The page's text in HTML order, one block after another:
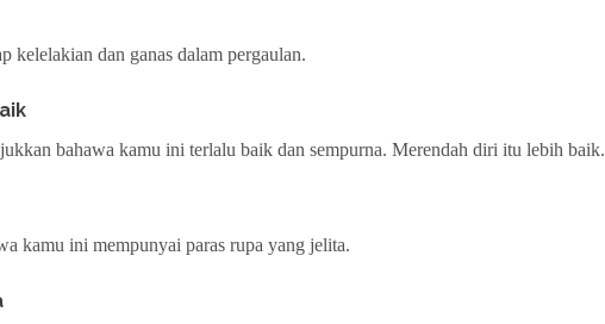
kelelakian dan ganas dalam pergaulan.
bahawa kamu ini terlalu baik dan sempurna. Merendah diri itu lebih baik.
kamu ini mempunyai paras rupa yang jelita.